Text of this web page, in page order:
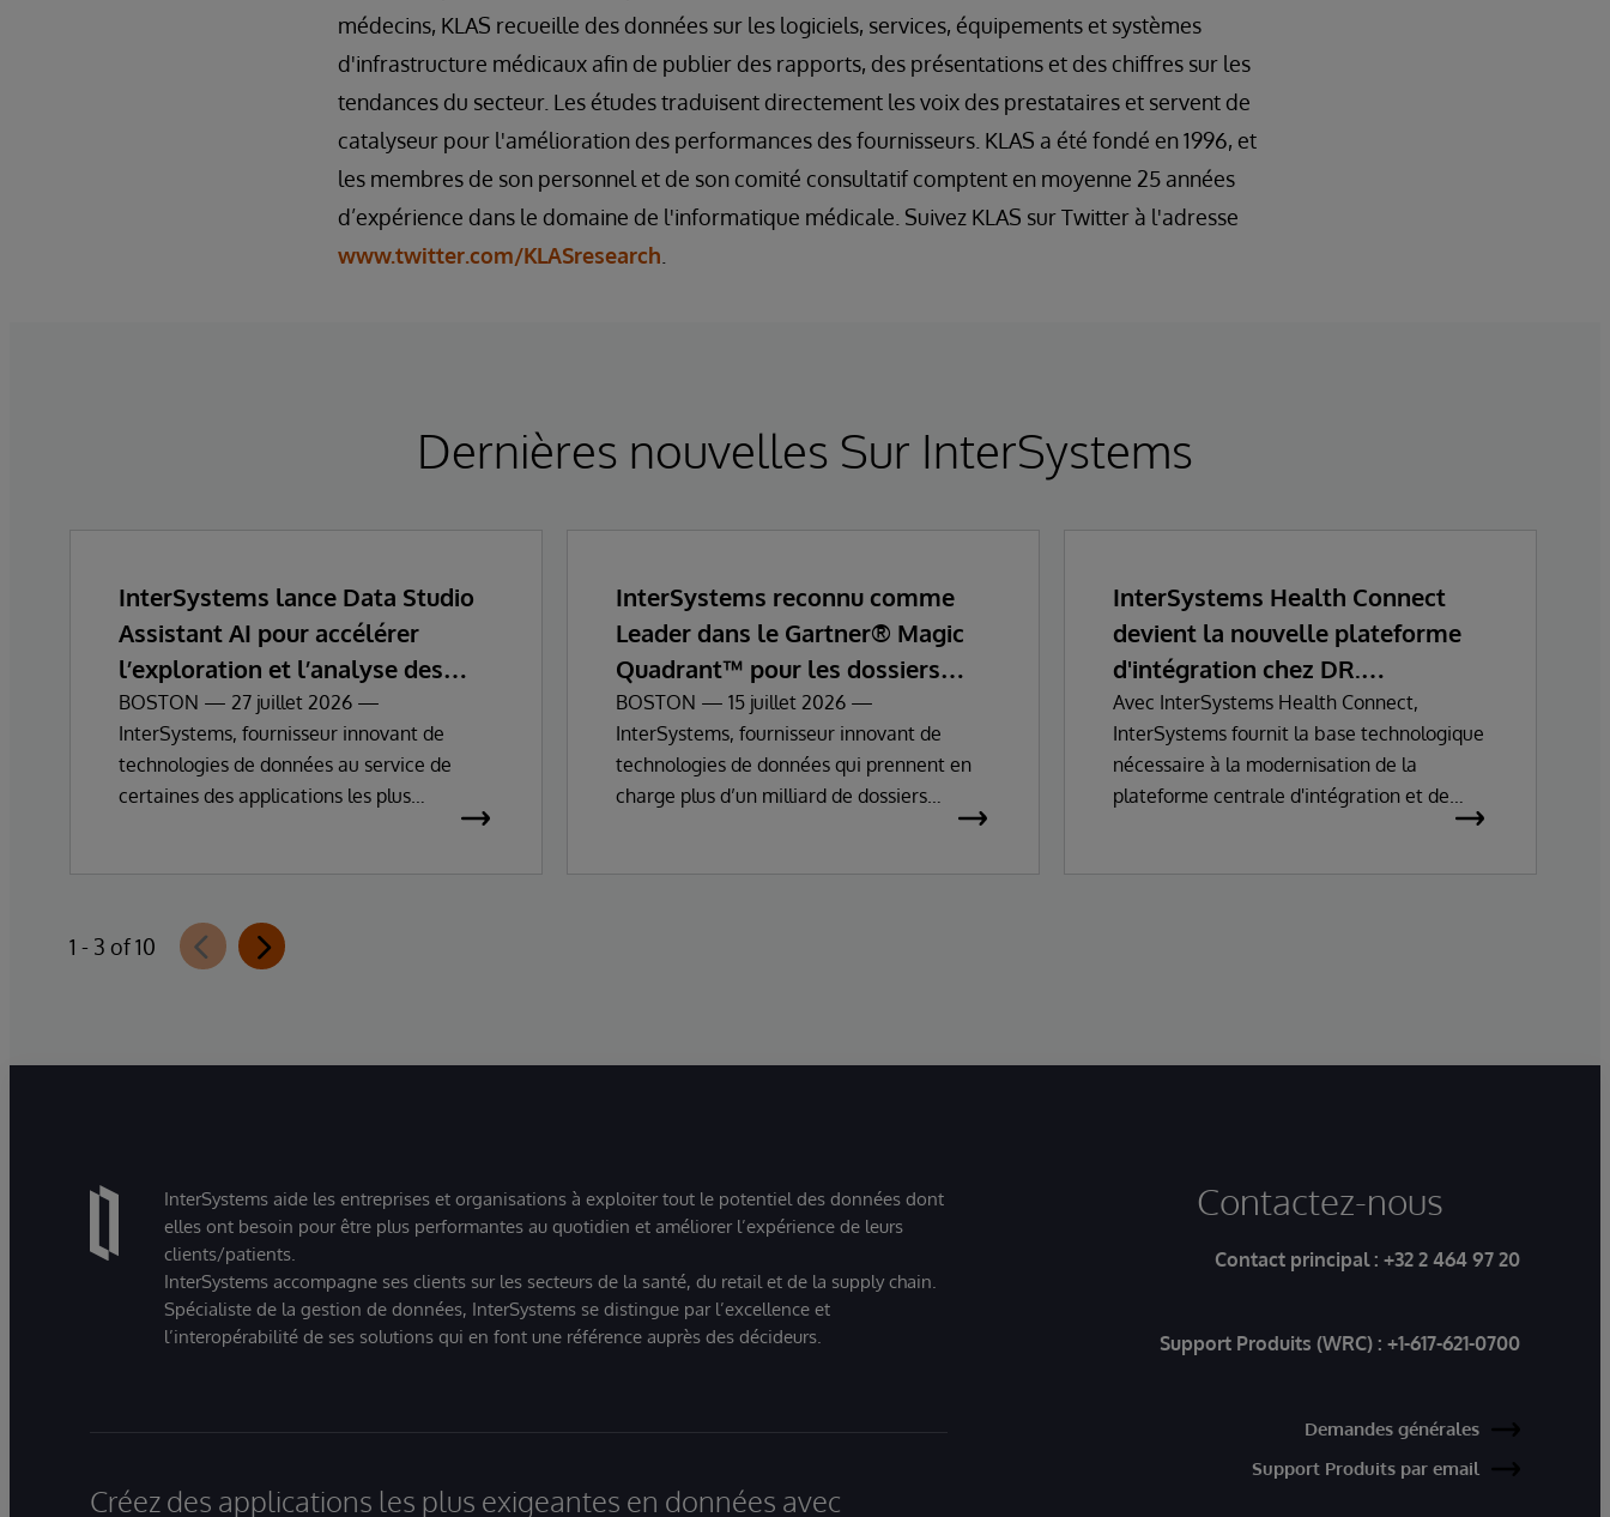
médecins, KLAS recueille des données sur les logiciels, services, équipements et systèmes
d'infrastructure médicaux afin de publier des rapports, des présentations et des chiffres sur les
tendances du secteur. Les études traduisent directement les voix des prestataires et servent de
catalyseur pour l'amélioration des performances des fournisseurs. KLAS a été fondé en 1996, et
les membres de son personnel et de son comité consultatif comptent en moyenne 25 années
d’expérience dans le domaine de l'informatique médicale. Suivez KLAS sur Twitter à l'adresse
www.twitter.com/KLASresearch
Dernières nouvelles Sur InterSystems
InterSystems lance Data Studio
Assistant AI pour accélérer
l’exploration et l’analyse des
données d’entreprise
BOSTON — 27 juillet 2026 —
InterSystems, fournisseur innovant de
technologies de données au service de
certaines des applications les plus
une nouvelle extension d’InterSystems
Data Studio alimentée par l’IA générative,
InterSystems reconnu comme
Leader dans le Gartner® Magic
Quadrant™ pour les dossiers
patients informatisés
BOSTON — 15 juillet 2026 —
InterSystems, fournisseur innovant de
technologies de données qui prennent en
charge plus d’un milliard de dossiers
InterSystems Health Connect
devient la nouvelle plateforme
d'intégration chez DR.
FONTHEIM
Avec InterSystems Health Connect,
InterSystems fournit la base technologique
nécessaire à la modernisation de la
plateforme centrale d'intégration et de
communication de DR. FONTHEIM. Dans le
1 - 3 of 10
InterSystems aide les entreprises et organisations à exploiter tout le potentiel des données dont
elles ont besoin pour être plus performantes au quotidien et améliorer l’expérience de leurs
clients/patients.
InterSystems accompagne ses clients sur les secteurs de la santé, du retail et de la supply chain.
Spécialiste de la gestion de données, InterSystems se distingue par l’excellence et
l’interopérabilité de ses solutions qui en font une référence auprès des décideurs.
Créez des applications les plus exigeantes en données avec
Contactez-nous
Contact principal : +32 2 464 97 20
Support Produits (WRC) : +1-617-621-0700
Demandes générales
Support Produits par email